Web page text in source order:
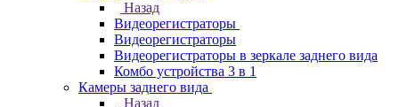
Назад
Видеорегистраторы
Видеорегистраторы
Видеорегистраторы в зеркале заднего вида
Комбо устройства 3 в 1
Камеры заднего вида
Назад